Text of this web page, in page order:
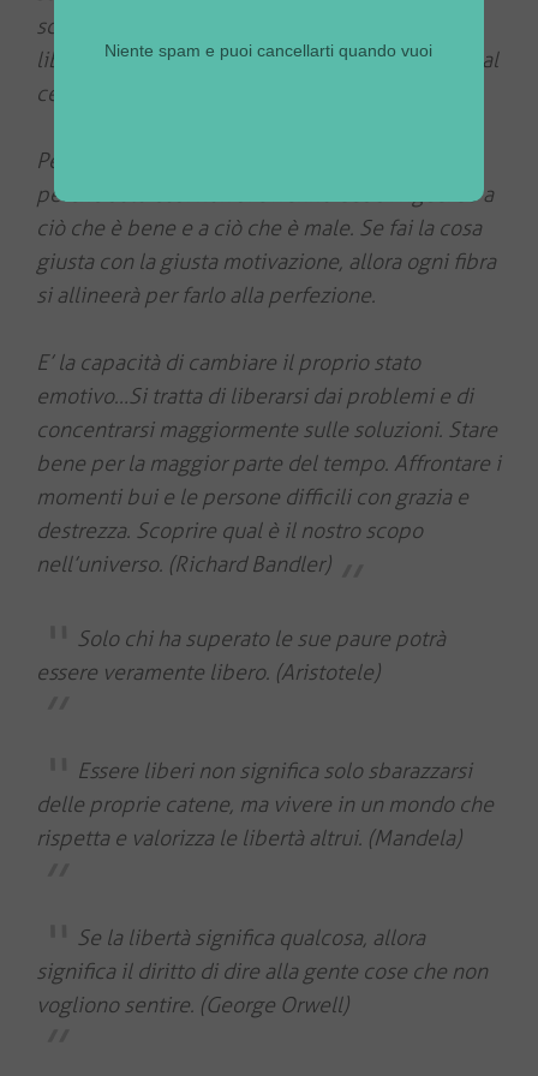
scrivendo o baciandoti con qualcuno, essere
liberi significa decidere di fare qualcosa e farla al
cento per cento…
Per essere liberi è necessario avere una morale,
perchè solo così non si avranno dubbi riguardo a
ciò che è bene e a ciò che è male. Se fai la cosa
giusta con la giusta motivazione, allora ogni fibra
si allineerà per farlo alla perfezione.
E’ la capacità di cambiare il proprio stato
emotivo…Si tratta di liberarsi dai problemi e di
concentrarsi maggiormente sulle soluzioni. Stare
bene per la maggior parte del tempo. Affrontare i
momenti bui e le persone difficili con grazia e
destrezza. Scoprire qual è il nostro scopo
nell’universo. (Richard Bandler)
Solo chi ha superato le sue paure potrà
essere veramente libero. (Aristotele)
Essere liberi non significa solo sbarazzarsi
delle proprie catene, ma vivere in un mondo che
rispetta e valorizza le libertà altrui. (Mandela)
Se la libertà significa qualcosa, allora
significa il diritto di dire alla gente cose che non
vogliono sentire. (George Orwell)
Niente spam e puoi cancellarti quando vuoi